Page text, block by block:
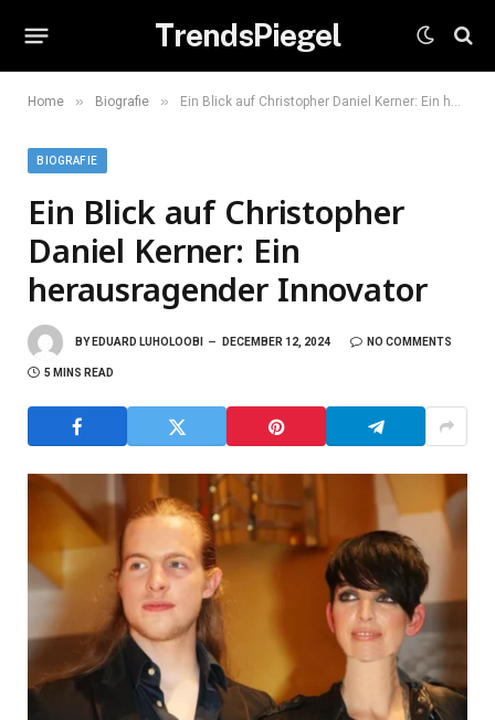
TrendsPiegel
Home » Biografie » Ein Blick auf Christopher Daniel Kerner: Ein herausragender Innovator
BIOGRAFIE
Ein Blick auf Christopher
Daniel Kerner: Ein
herausragender Innovator
BY EDUARD LUHOLOOBI DECEMBER 12, 2024 NO COMMENTS
5 MINS READ